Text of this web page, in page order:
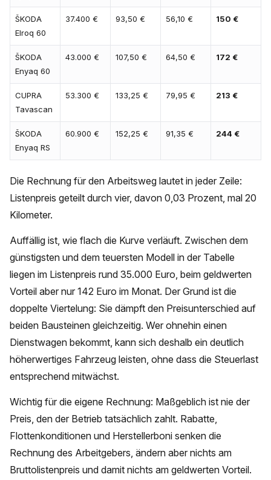
ŠKODA
Elroq 60
37.400 € 93,50 € 56,10 € 150 €
ŠKODA
Enyaq 60
43.000 € 107,50 € 64,50 € 172 €
CUPRA
Tavascan
53.300 € 133,25 € 79,95 € 213 €
ŠKODA
Enyaq RS
60.900 € 152,25 € 91,35 € 244 €
Die Rechnung für den Arbeitsweg lautet in jeder Zeile:
Listenpreis geteilt durch vier, davon 0,03 Prozent, mal 20
Kilometer.
Auffällig ist, wie flach die Kurve verläuft. Zwischen dem
günstigsten und dem teuersten Modell in der Tabelle
liegen im Listenpreis rund 35.000 Euro, beim geldwerten
Vorteil aber nur 142 Euro im Monat. Der Grund ist die
doppelte Viertelung: Sie dämpft den Preisunterschied auf
beiden Bausteinen gleichzeitig. Wer ohnehin einen
Dienstwagen bekommt, kann sich deshalb ein deutlich
höherwertiges Fahrzeug leisten, ohne dass die Steuerlast
entsprechend mitwächst.
Wichtig für die eigene Rechnung: Maßgeblich ist nie der
Preis, den der Betrieb tatsächlich zahlt. Rabatte,
Flottenkonditionen und Herstellerboni senken die
Rechnung des Arbeitgebers, ändern aber nichts am
Bruttolistenpreis und damit nichts am geldwerten Vorteil.